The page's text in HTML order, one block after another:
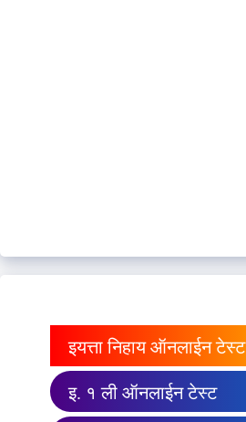
इयत्ता निहाय ऑनलाईन टेस्ट
इ. १ ली ऑनलाईन टेस्ट